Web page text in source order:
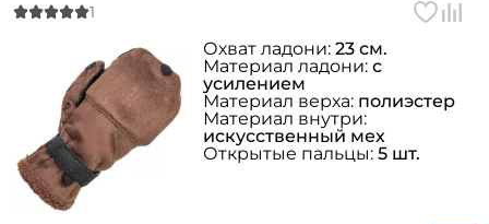
Охват ладони: 23 см.
Материал ладони: с
усилением
Материал верха: полиэстер
Материал внутри:
искусственный мех
Открытые пальцы: 5 шт.